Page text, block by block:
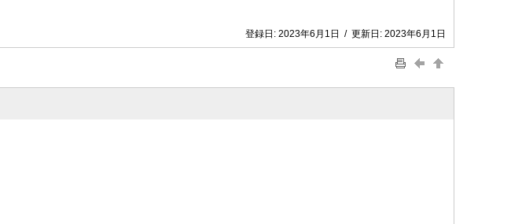
登録日: 2023年6月1日 / 更新日: 2023年6月1日